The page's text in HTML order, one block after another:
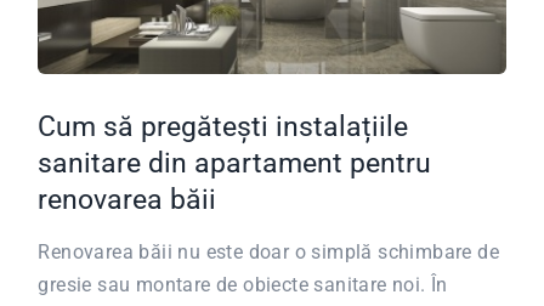
Cum să pregătești instalațiile
sanitare din apartament pentru
renovarea băii
Renovarea băii nu este doar o simplă schimbare de
gresie sau montare de obiecte sanitare noi. În